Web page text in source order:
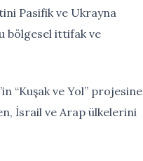
Pasifik ve Ukrayna
bölgesel ittifak ve
“Kuşak ve Yol” projesine
İsrail ve Arap ülkelerini